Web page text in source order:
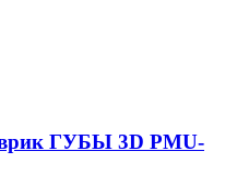
ГУБЫ 3D PMU-